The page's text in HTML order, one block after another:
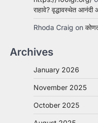
राहावे? वृद्धावस्थेत आनंदी
Rhoda Craig on
Archives
January 2026
November 2025
October 2025